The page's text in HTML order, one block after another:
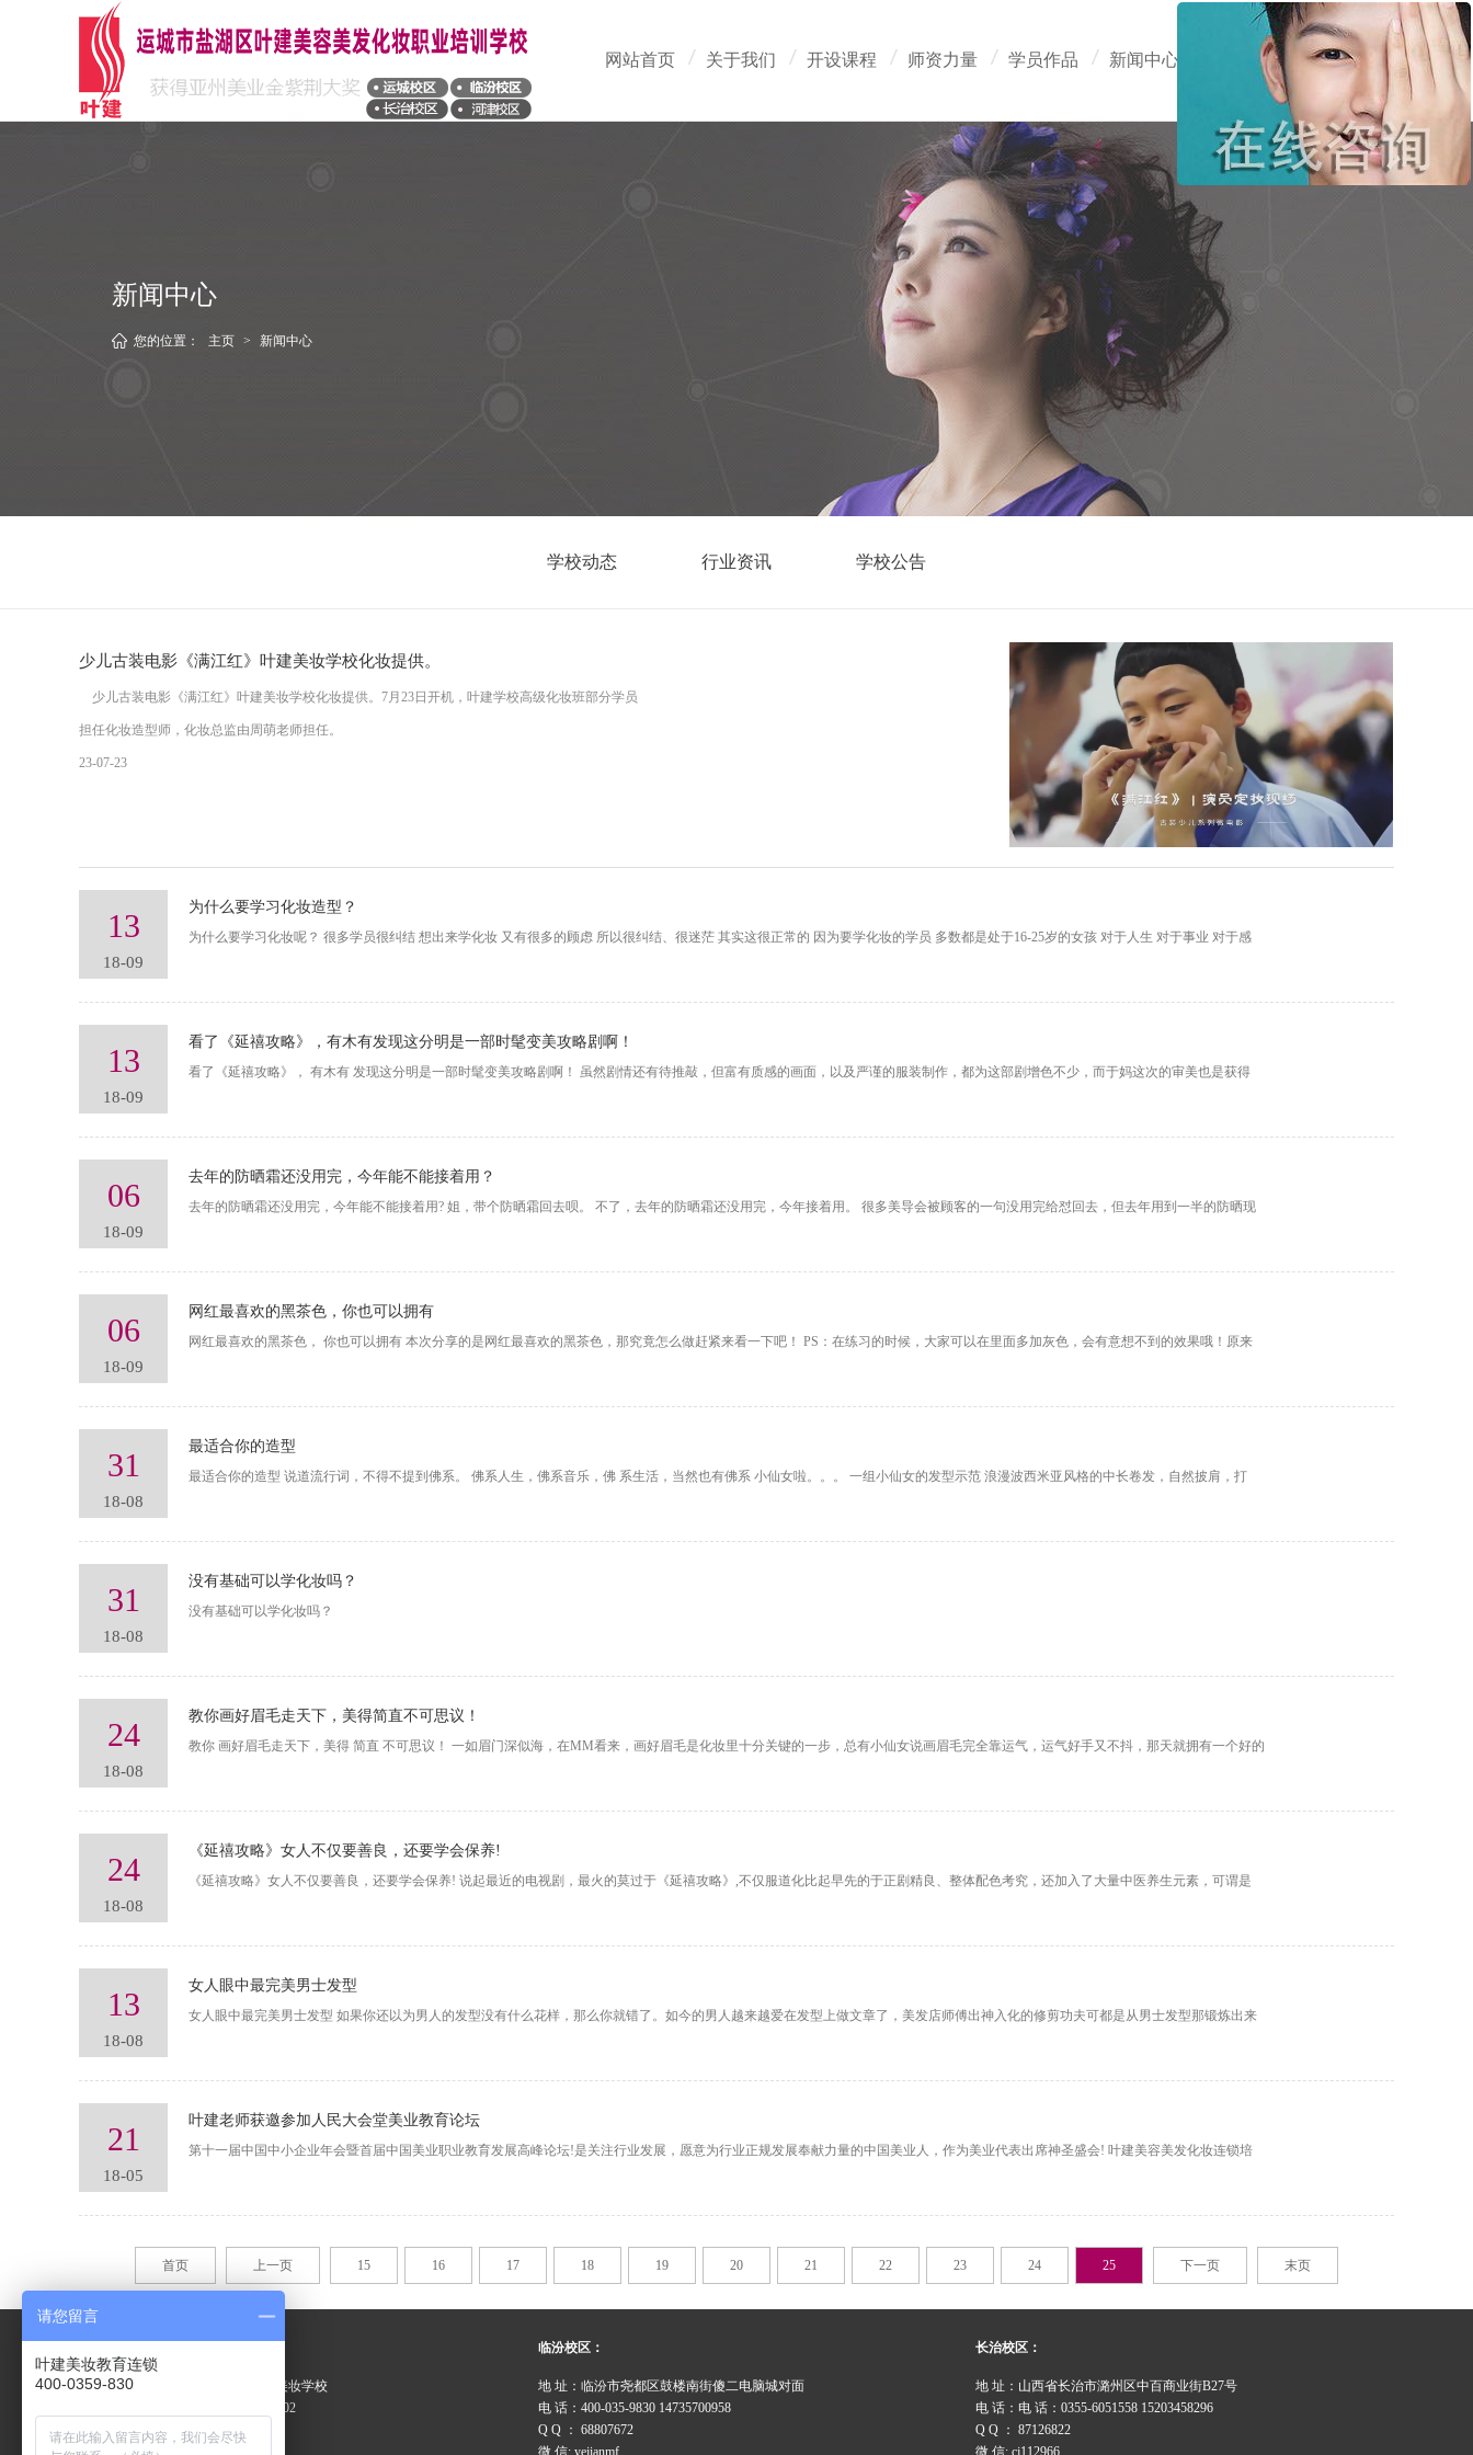
网站首页 关于我们 开设课程 师资力量 学员作品 新闻中心 在线报名 联系我们
新闻中心
您的位置： 主页 > 新闻中心
学校动态 行业资讯 学校公告
少儿古装电影《满江红》叶建美妆学校化妆提供。
少儿古装电影《满江红》叶建美妆学校化妆提供。7月23日开机，叶建学校高级化妆班部分学员
担任化妆造型师，化妆总监由周萌老师担任。
23-07-23
13
18-09
为什么要学习化妆造型？
为什么要学习化妆呢？ 很多学员很纠结 想出来学化妆 又有很多的顾虑 所以很纠结、很迷茫 其实这很正常的 因为要学化妆的学员 多数都是处于16-25岁的女孩 对于人生 对于事业 对于感
13
18-09
看了《延禧攻略》，有木有发现这分明是一部时髦变美攻略剧啊！
看了《延禧攻略》， 有木有 发现这分明是一部时髦变美攻略剧啊！ 虽然剧情还有待推敲，但富有质感的画面，以及严谨的服装制作，都为这部剧增色不少，而于妈这次的审美也是获得
06
18-09
去年的防晒霜还没用完，今年能不能接着用？
去年的防晒霜还没用完，今年能不能接着用? 姐，带个防晒霜回去呗。 不了，去年的防晒霜还没用完，今年接着用。 很多美导会被顾客的一句没用完给怼回去，但去年用到一半的防晒现
06
18-09
网红最喜欢的黑茶色，你也可以拥有
网红最喜欢的黑茶色， 你也可以拥有 本次分享的是网红最喜欢的黑茶色，那究竟怎么做赶紧来看一下吧！ PS：在练习的时候，大家可以在里面多加灰色，会有意想不到的效果哦！原来
31
18-08
最适合你的造型
最适合你的造型 说道流行词，不得不提到佛系。 佛系人生，佛系音乐，佛 系生活，当然也有佛系 小仙女啦。。。 一组小仙女的发型示范 浪漫波西米亚风格的中长卷发，自然披肩，打
31
18-08
没有基础可以学化妆吗？
没有基础可以学化妆吗？
24
18-08
教你画好眉毛走天下，美得简直不可思议！
教你 画好眉毛走天下，美得 简直 不可思议！ 一如眉门深似海，在MM看来，画好眉毛是化妆里十分关键的一步，总有小仙女说画眉毛完全靠运气，运气好手又不抖，那天就拥有一个好的
24
18-08
《延禧攻略》女人不仅要善良，还要学会保养!
《延禧攻略》女人不仅要善良，还要学会保养! 说起最近的电视剧，最火的莫过于《延禧攻略》,不仅服道化比起早先的于正剧精良、整体配色考究，还加入了大量中医养生元素，可谓是
13
18-08
女人眼中最完美男士发型
女人眼中最完美男士发型 如果你还以为男人的发型没有什么花样，那么你就错了。如今的男人越来越爱在发型上做文章了，美发店师傅出神入化的修剪功夫可都是从男士发型那锻炼出来
21
18-05
叶建老师获邀参加人民大会堂美业教育论坛
第十一届中国中小企业年会暨首届中国美业职业教育发展高峰论坛!是关注行业发展，愿意为行业正规发展奉献力量的中国美业人，作为美业代表出席神圣盛会! 叶建美容美发化妆连锁培
首页 上一页 15 16 17 18 19 20 21 22 23 24 25 下一页 末页
地 址：山西运城市双桥路叶建美妆学校
电 话：0359-2087211 13403599202
Q Q ： 68807672
微 信: 13403599202
临汾校区：
地 址：临汾市尧都区鼓楼南街傻二电脑城对面
电 话：400-035-9830 14735700958
Q Q ： 68807672
微 信: yejianmf
长治校区：
地 址：山西省长治市潞州区中百商业街B27号
电 话：电 话：0355-6051558 15203458296
Q Q ： 87126822
微 信: cj112966
请您留言
叶建美妆教育连锁
400-0359-830